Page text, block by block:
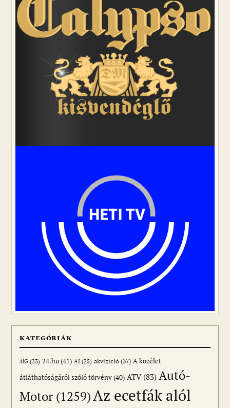
KATEGÓRIÁK
4iG (23) 24.hu(41) AI (25) akvizíció (37) A közélet
átláthatóságáról szóló törvény(40) ATV(83) Autó-
Motor (1259)Az ecetfák alól